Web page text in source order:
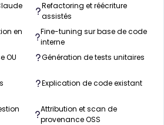
Refactoring et réécriture
assistés
en
Fine-tuning sur base de code
interne
OU
Génération de tests unitaires
Explication de code existant
Attribution et scan de
provenance OSS